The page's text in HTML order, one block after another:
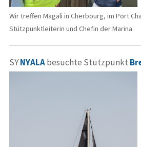
Wir treffen Magali in Cherbourg, im Port
Stützpunktleiterin und Chefin der Marina.
SYNYALAbesuchte Stützpunkt